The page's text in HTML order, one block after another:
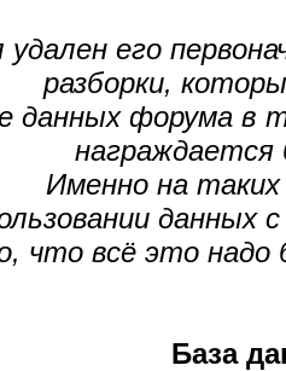
его
разборки,
данных форума в
награждается
Именно на таких
данных
что всё это надо
База